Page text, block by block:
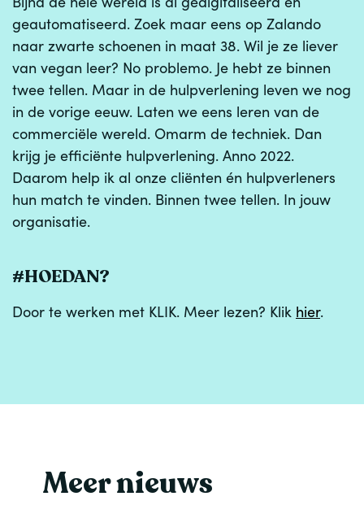
geautomatiseerd. Zoek maar eens op Zalando
naar zwarte schoenen in maat 38. Wil je ze liever
van vegan leer? No problemo. Je hebt ze binnen
twee tellen. Maar in de hulpverlening leven we nog
in de vorige eeuw. Laten we eens leren van de
commerciële wereld. Omarm de techniek. Dan
krijg je efficiënte hulpverlening. Anno 2022.
Daarom help ik al onze cliënten én hulpverleners
hun match te vinden. Binnen twee tellen. In jouw
organisatie.
#HOEDAN?
Door te werken met KLIK. Meer lezen? Klik hier.
Meer nieuws